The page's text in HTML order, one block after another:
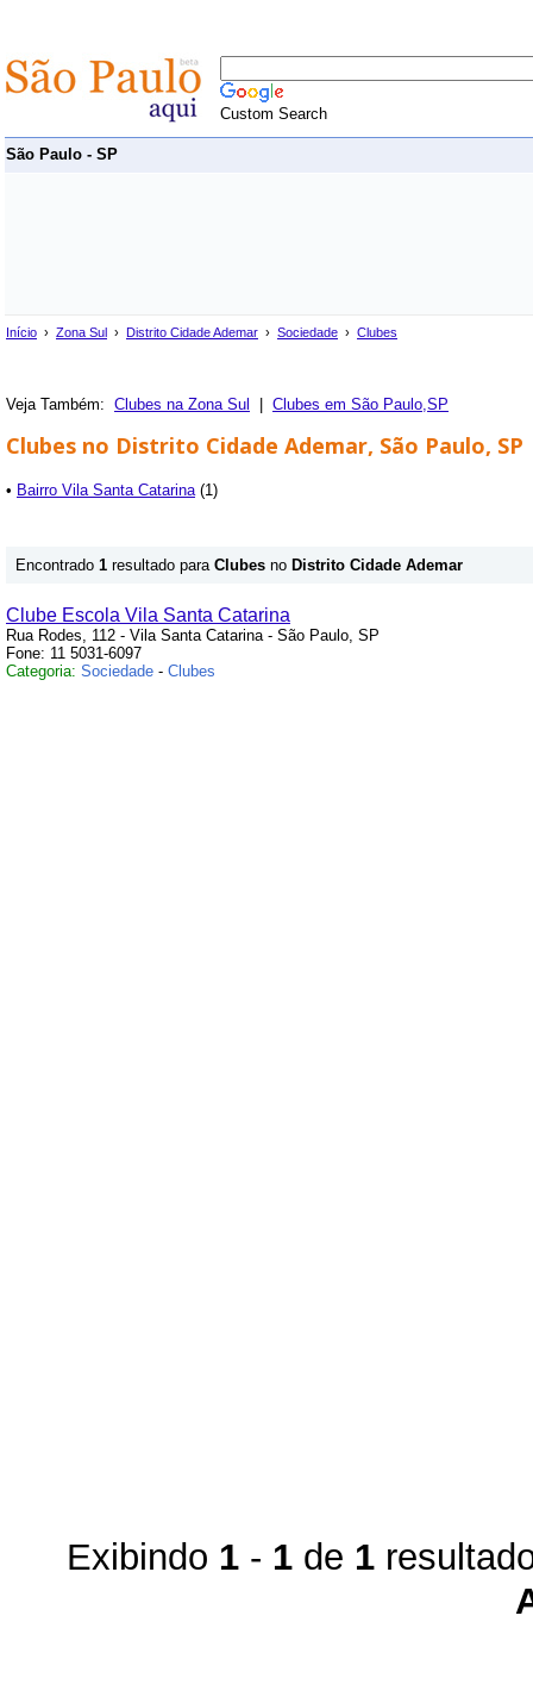
Custom Search
São Paulo - SP
Início › Zona Sul › Distrito Cidade Ademar › Sociedade › Clubes
Veja Também: Clubes na Zona Sul Clubes em São Paulo,SP
Clubes no Distrito Cidade Ademar, São Paulo, SP
• Bairro Vila Santa Catarina(1)
Encontrado 1 resultado para Clubes no Distrito Cidade Ademar
Clube Escola Vila Santa Catarina
Rua Rodes, 112 - Vila Santa Catarina - São Paulo, SP
Fone: 11 5031-6097
Categoria: Sociedade - Clubes
Exibindo 1- 1de 1